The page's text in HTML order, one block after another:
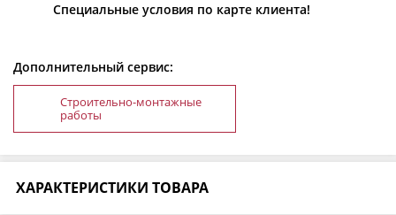
Специальные условия по карте клиента!
Дополнительный сервис:
Строительно-монтажные
работы
ХАРАКТЕРИСТИКИ ТОВАРА